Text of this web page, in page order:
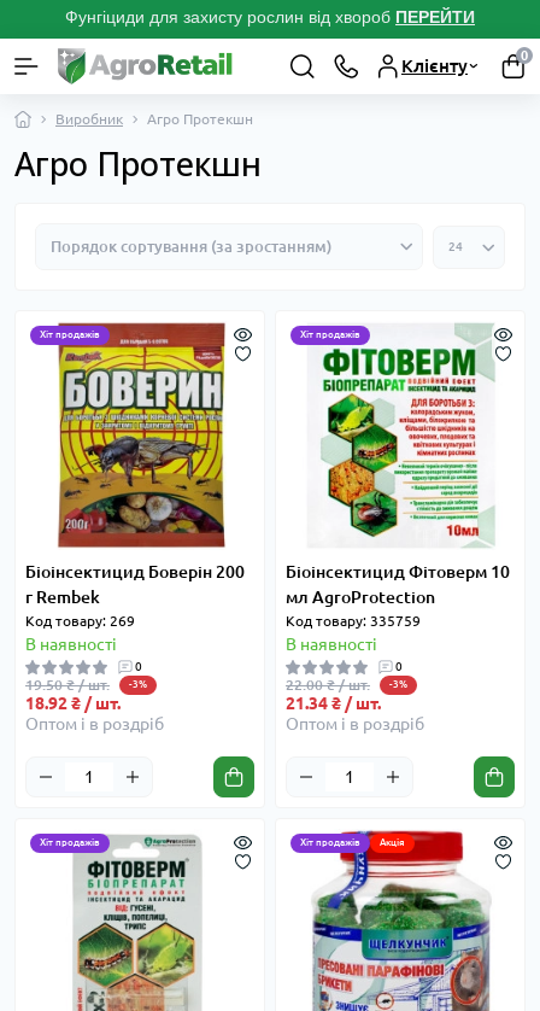
Фунгіциди для захисту рослин від хвороб ПЕРЕЙТИ
Клієнту
0
Виробник Агро Протекшн
Агро Протекшн
Хіт продажів
Біоінсектицид Боверін 200
г Rembek
Код товару: 269
В наявності
0
19.50 ₴ / шт. -3%
18.92 ₴ / шт.
Оптом і в роздріб
Хіт продажів
Біоінсектицид Фітоверм 10
мл AgroProtection
Код товару: 335759
В наявності
0
22.00 ₴ / шт. -3%
21.34 ₴ / шт.
Оптом і в роздріб
Хіт продажів Хіт продажів Акція